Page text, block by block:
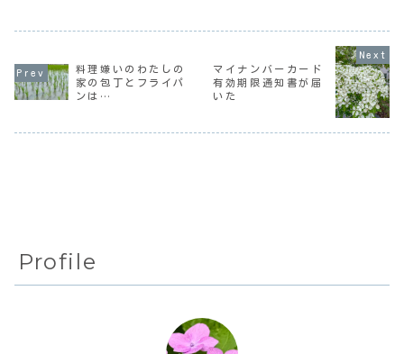
いた頃は「綺麗に
保つ」なんてあま
り考えてなかった
ど、読んでも読ん
でも忘れていくの
は自覚していた。
家でも十分その恩
恵は受けている。
今では複数の口座
料理嫌いのわたしの
家の包丁とフライパ
ンは…
マイナンバーカード
有効期限通知書が届
いた
Profile